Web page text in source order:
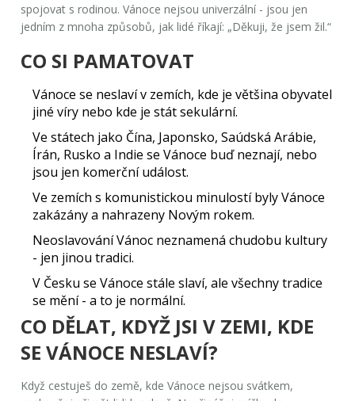
spojovat s rodinou. Vánoce nejsou univerzální - jsou jen
jedním z mnoha způsobů, jak lidé říkají: „Děkuji, že jsem žil.“
CO SI PAMATOVAT
Vánoce se neslaví v zemích, kde je většina obyvatel
jiné víry nebo kde je stát sekulární.
Ve státech jako Čína, Japonsko, Saúdská Arábie,
Írán, Rusko a Indie se Vánoce buď neznají, nebo
jsou jen komerční událost.
Ve zemích s komunistickou minulostí byly Vánoce
zakázány a nahrazeny Novým rokem.
Neoslavování Vánoc neznamená chudobu kultury
- jen jinou tradici.
V Česku se Vánoce stále slaví, ale všechny tradice
se mění - a to je normální.
CO DĚLAT, KDYŽ JSI V ZEMI, KDE
SE VÁNOCE NESLAVÍ?
Když cestuješ do země, kde Vánoce nejsou svátkem,